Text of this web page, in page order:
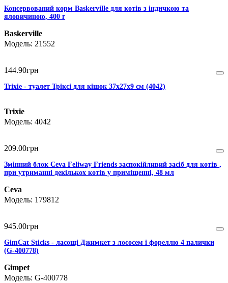
Консервований корм Baskerville для котів з індичкою та
яловичиною, 400 г
Baskerville
21552
144.90грн
Trixie - туалет Тріксі для кішок 37х27х9 см (4042)
Trixie
4042
209.00грн
Змінний блок Ceva Feliway Friends заспокійливий засіб для котів ,
при утриманні декількох котів у приміщенні, 48 мл
Ceva
179812
945.00грн
GimCat Sticks - ласощі Джимкет з лососем і фореллю 4 палички
(G-400778)
Gimpet
G-400778